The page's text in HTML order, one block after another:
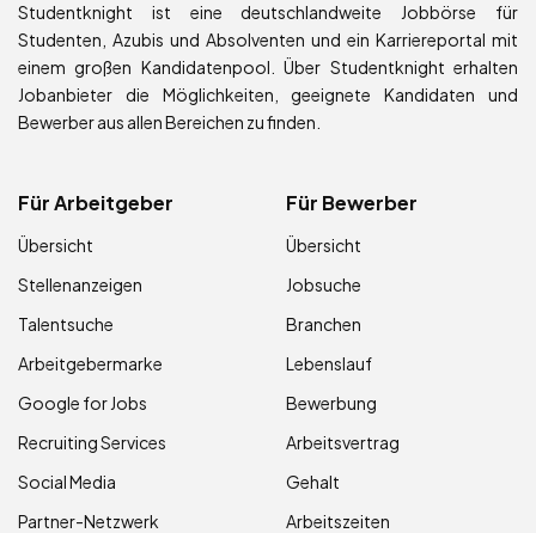
Studentknight ist eine deutschlandweite Jobbörse für
Studenten, Azubis und Absolventen und ein Karriereportal mit
einem großen Kandidatenpool. Über Studentknight erhalten
Jobanbieter die Möglichkeiten, geeignete Kandidaten und
Bewerber aus allen Bereichen zu finden.
Für Arbeitgeber
Übersicht
Stellenanzeigen
Talentsuche
Arbeitgebermarke
Google for Jobs
Recruiting Services
Social Media
Partner-Netzwerk
Für Bewerber
Übersicht
Jobsuche
Branchen
Lebenslauf
Bewerbung
Arbeitsvertrag
Gehalt
Arbeitszeiten